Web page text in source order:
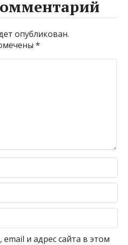
опубликован.
*
и адрес сайта в этом